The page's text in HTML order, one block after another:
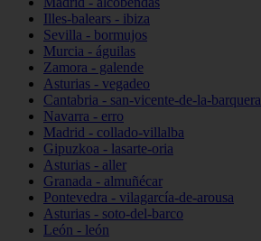
Illes-balears - ibiza
Sevilla - bormujos
Murcia - águilas
Zamora - galende
Asturias - vegadeo
Cantabria - san-vicente-de-la-barquera
Navarra - erro
Madrid - collado-villalba
Gipuzkoa - lasarte-oria
Asturias - aller
Granada - almuñécar
Pontevedra - vilagarcía-de-arousa
Asturias - soto-del-barco
León - león